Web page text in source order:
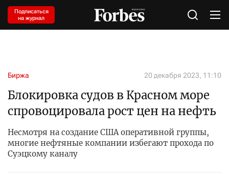
Подписаться
на журнал
Биржа 20 декабря 2023, 11:10
Блокировка судов в Красном море
спровоцировала рост цен на нефть
Несмотря на создание США оперативной группы,
многие нефтяные компании избегают прохода по
Суэцкому каналу